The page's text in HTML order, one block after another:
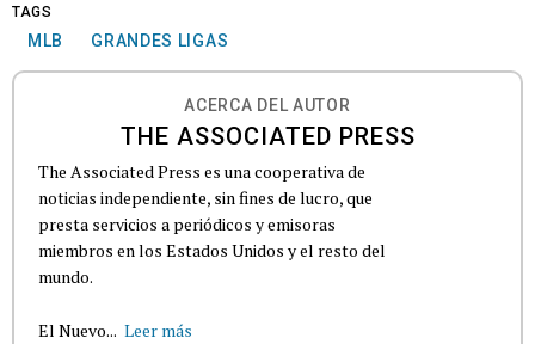
TAGS
MLB GRANDES LIGAS
ACERCA DEL AUTOR
THE ASSOCIATED PRESS
The Associated Press es una cooperativa de
noticias independiente, sin fines de lucro, que
presta servicios a periódicos y emisoras
miembros en los Estados Unidos y el resto del
mundo.
El Nuevo... Leer más